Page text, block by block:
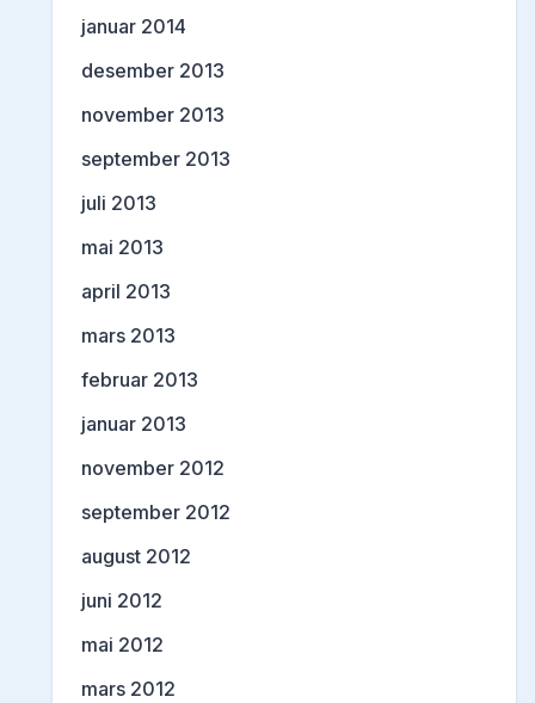
januar 2014
desember 2013
november 2013
september 2013
juli 2013
mai 2013
april 2013
mars 2013
februar 2013
januar 2013
november 2012
september 2012
august 2012
juni 2012
mai 2012
mars 2012